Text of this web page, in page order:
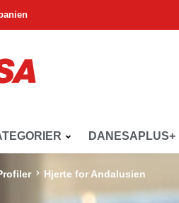
DANESAPLUS+
Hjerte for Andalusien